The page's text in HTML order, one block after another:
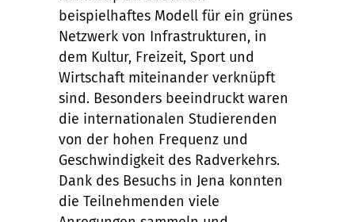
beispielhaftes Modell für ein grünes
Netzwerk von Infrastrukturen, in
dem Kultur, Freizeit, Sport und
Wirtschaft miteinander verknüpft
sind. Besonders beeindruckt waren
die internationalen Studierenden
von der hohen Frequenz und
Geschwindigkeit des Radverkehrs.
Dank des Besuchs in Jena konnten
die Teilnehmenden viele